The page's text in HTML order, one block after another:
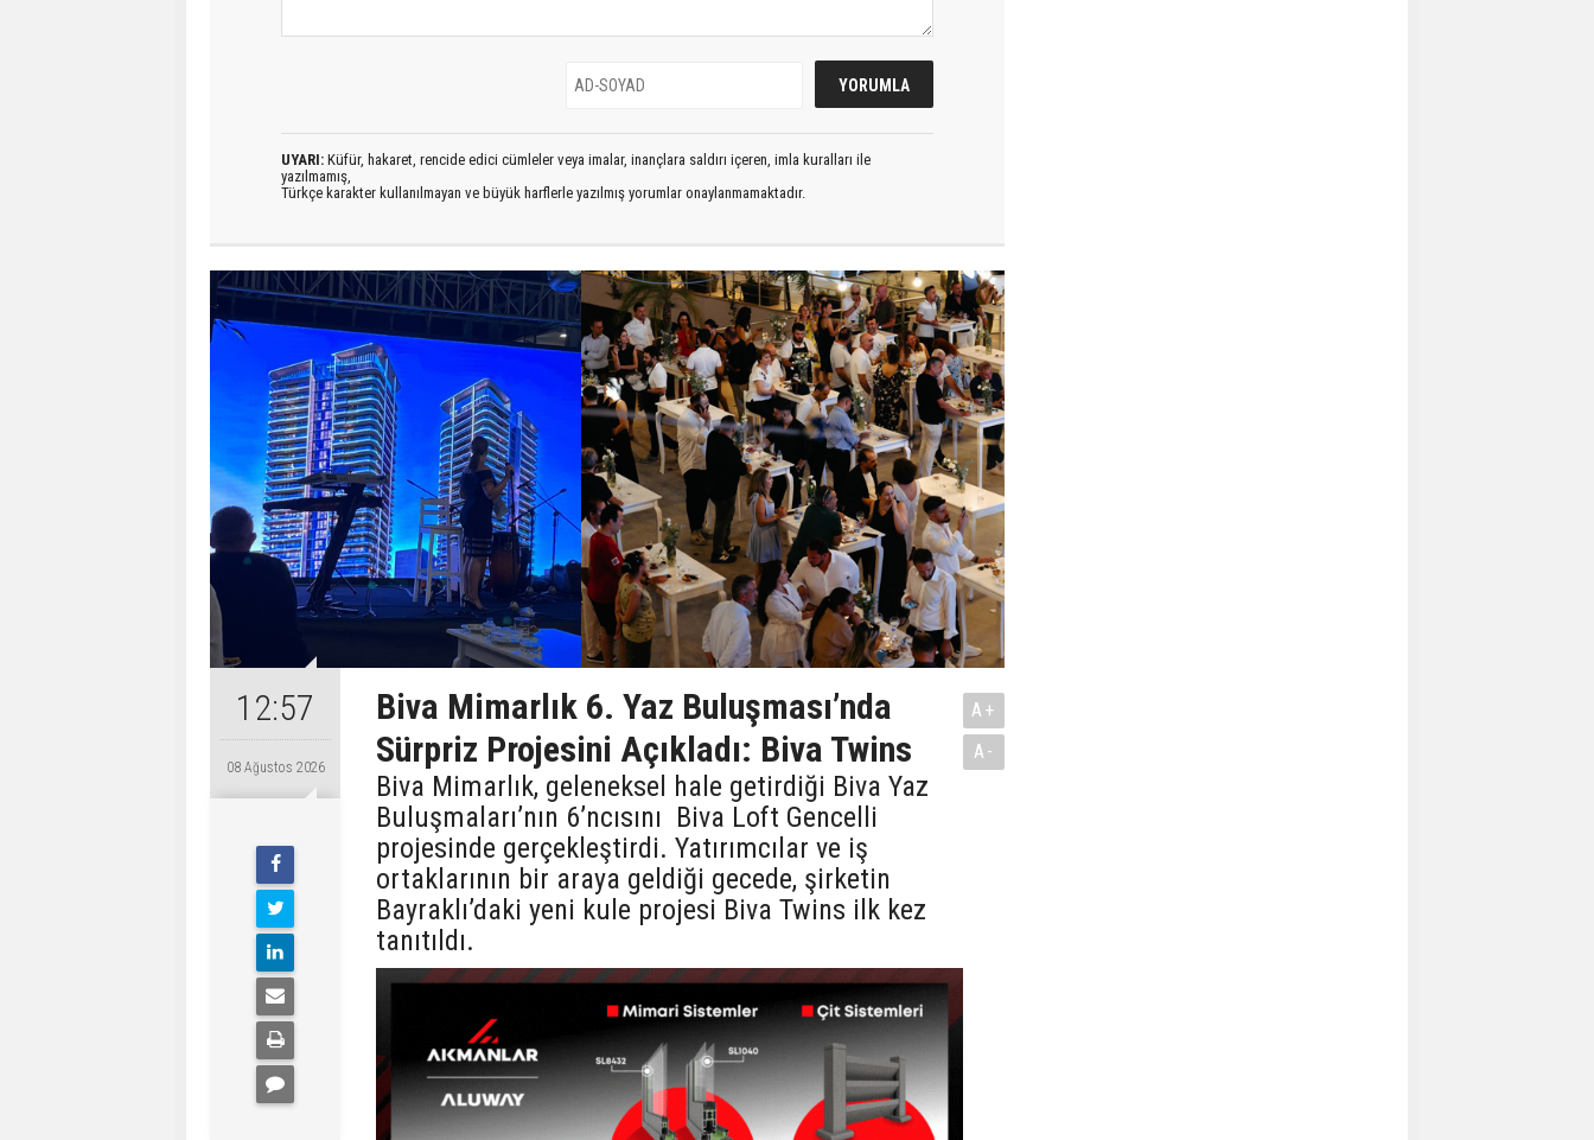
UYARI: Küfür, hakaret, rencide edici cümleler veya imalar, inançlara saldırı içeren, imla kuralları ile
yazılmamış,
Türkçe karakter kullanılmayan ve büyük harflerle yazılmış yorumlar onaylanmamaktadır.
12:57
08 Ağustos 2026
Biva Mimarlık 6. Yaz Buluşması’nda
Sürpriz Projesini Açıkladı: Biva Twins
Biva Mimarlık, geleneksel hale getirdiği Biva Yaz
Buluşmaları’nın 6’ncısını Biva Loft Gencelli
projesinde gerçekleştirdi. Yatırımcılar ve iş
ortaklarının bir araya geldiği gecede, şirketin
Bayraklı’daki yeni kule projesi Biva Twins ilk kez
tanıtıldı.
A+
A-